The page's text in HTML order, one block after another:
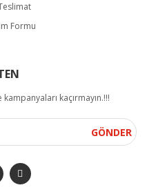
Formu
kaçırmayın.!!!
GÖNDER